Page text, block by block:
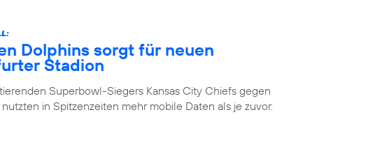
Dolphins sorgt für neuen
Stadion
Superbowl-Siegers Kansas City Chiefs gegen
in Spitzenzeiten mehr mobile Daten als je zuvor.